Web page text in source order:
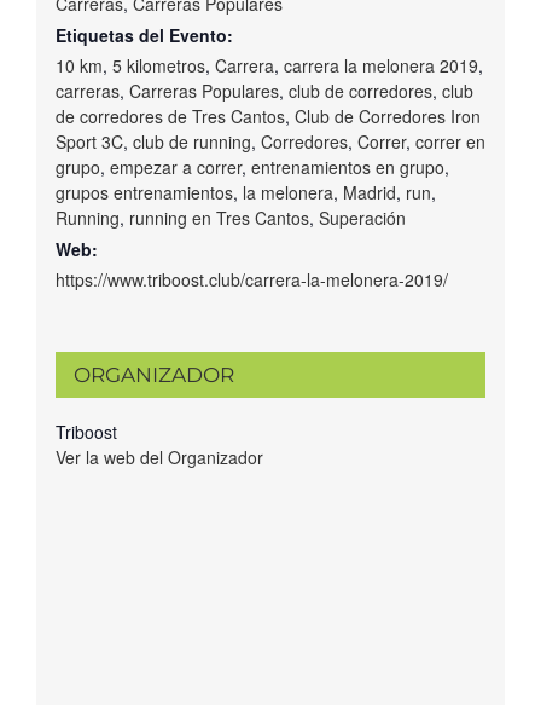
Etiquetas del Evento:
10 km, 5 kilometros, Carrera, carrera la melonera 2019,
carreras, Carreras Populares, club de corredores, club
de corredores de Tres Cantos, Club de Corredores Iron
Sport 3C, club de running, Corredores, Correr, correr en
grupo, empezar a correr, entrenamientos en grupo,
grupos entrenamientos, la melonera, Madrid, run,
Running, running en Tres Cantos, Superación
Web:
https://www.triboost.club/carrera-la-melonera-2019/
ORGANIZADOR
Triboost
Ver la web del Organizador